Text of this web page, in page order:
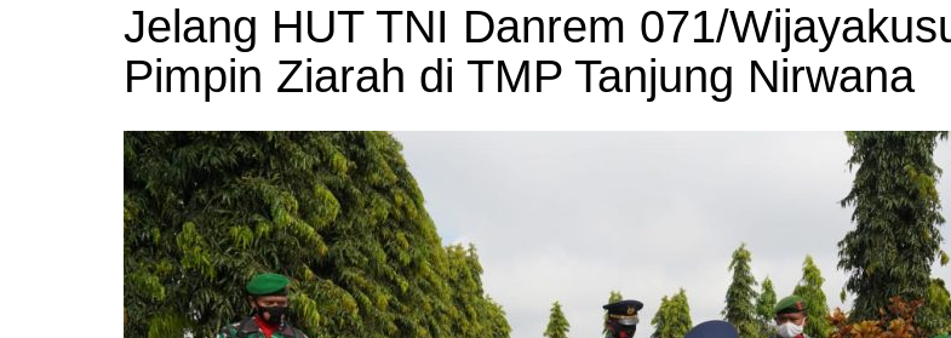
Jelang HUT TNI Danrem 071/
Pimpin Ziarah di TMP Tanjung Nirwana